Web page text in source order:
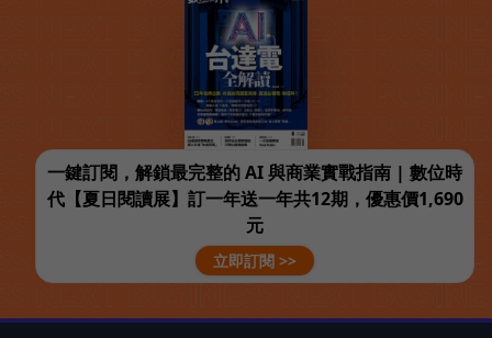
一鍵訂閱，解鎖最完整的 AI 與商業實戰指南 | 數位時
代【夏日閱讀展】訂一年送一年共12期，優惠價1,690
元
立即訂閱 >>